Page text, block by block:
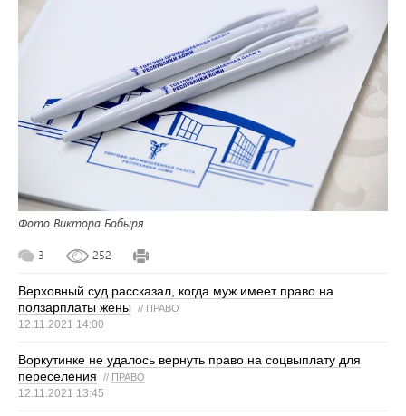
Фото Виктора Бобыря
3 252
Верховный суд рассказал, когда муж имеет право на
ползарплаты жены // ПРАВО
12.11.2021 14:00
Воркутинке не удалось вернуть право на соцвыплату для
переселения
// ПРАВО
12.11.2021 13:45